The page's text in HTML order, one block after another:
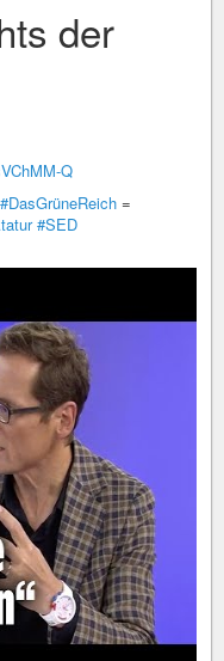
der
Q
#DasGrüneReich =
#SED